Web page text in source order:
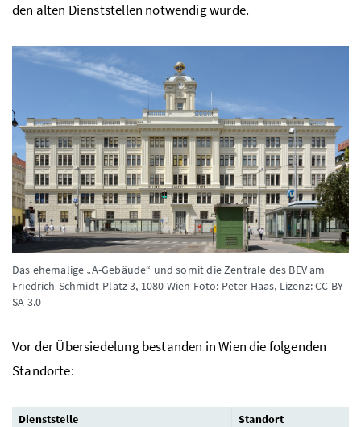
den alten Dienststellen notwendig wurde.
Das ehemalige „A-Gebäude“ und somit die Zentrale des BEV am
Friedrich-Schmidt-Platz 3, 1080 Wien Foto: Peter Haas, Lizenz: CC BY-
SA 3.0
Vor der Übersiedelung bestanden in Wien die folgenden
Standorte:
Dienststelle
Standort